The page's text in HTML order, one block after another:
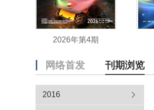
2026年第4期
网络首发 刊期浏览
2016